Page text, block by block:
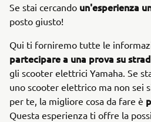
Se stai cercando un'esperienza
posto giusto!
Qui ti forniremo tutte le
partecipare a una prova su
gli scooter elettrici Yamaha. Se
uno scooter elettrico ma non sei
per te, la migliore cosa da fare è
Questa esperienza ti offre la